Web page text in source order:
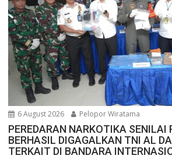
6 August 2026 Pelopor Wiratama
PEREDARAN NARKOTIKA SENILAI
BERHASIL DIGAGALKAN TNI AL
TERKAIT DI BANDARA